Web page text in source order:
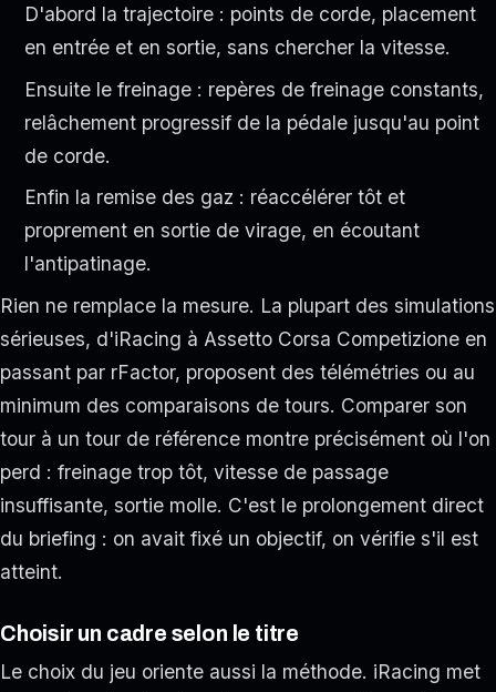
D'abord la trajectoire : points de corde, placement
en entrée et en sortie, sans chercher la vitesse.
Ensuite le freinage : repères de freinage constants,
relâchement progressif de la pédale jusqu'au point
de corde.
Enfin la remise des gaz : réaccélérer tôt et
proprement en sortie de virage, en écoutant
l'antipatinage.
Rien ne remplace la mesure. La plupart des simulations
sérieuses, d'iRacing à Assetto Corsa Competizione en
passant par rFactor, proposent des télémétries ou au
minimum des comparaisons de tours. Comparer son
tour à un tour de référence montre précisément où l'on
perd : freinage trop tôt, vitesse de passage
insuffisante, sortie molle. C'est le prolongement direct
du briefing : on avait fixé un objectif, on vérifie s'il est
atteint.
Choisir un cadre selon le titre
Le choix du jeu oriente aussi la méthode. iRacing met